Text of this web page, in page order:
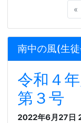
«
南中の風(生
令和４
第３号
2022年6月27日